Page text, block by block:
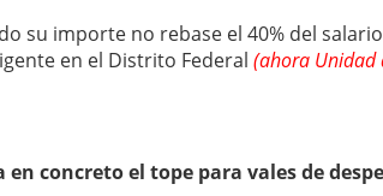
su importe no rebase el 40% del
en el Distrito Federal (ahora Unidad
en concreto el tope para vales de